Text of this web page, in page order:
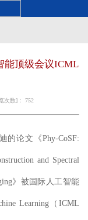
能顶级会议ICML
次数]： 752
的论文 《Phy-CoSF:
and Spectral
》 被 国际人工智能
Learning（ICML